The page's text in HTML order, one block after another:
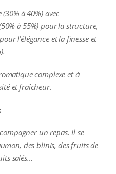
à 40%) avec
à 55%) pour la structure,
l’élégance et la finesse et
complexe et à
et fraîcheur.
un repas. Il se
des blinis, des fruits de
salés…